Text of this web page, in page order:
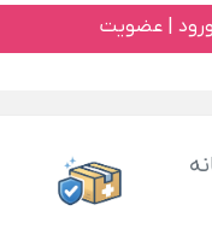
ورود | عضویت